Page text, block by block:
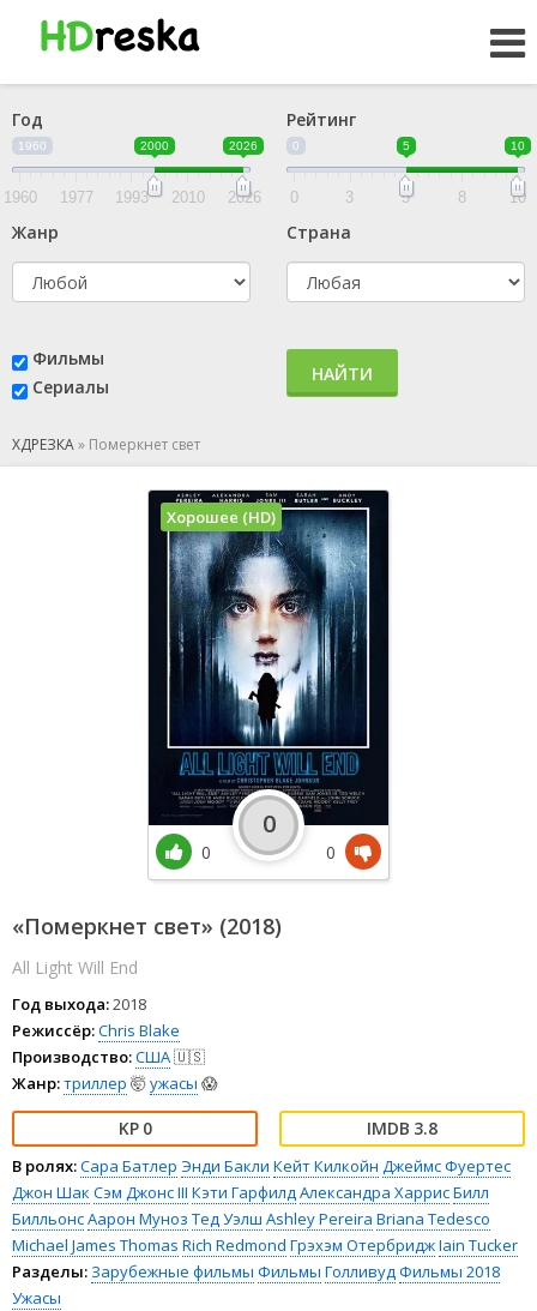
Год
1960 2000 2026
1960 1977 1993 2010 2026
Рейтинг
0 5 10
0 3 5 8 10
Жанр Страна
Фильмы
Сериалы
НАЙТИ
ХДРЕЗКА» Померкнет свет
«Померкнет свет» (2018)
All Light Will End
Год выхода:2018
Режиссёр:Chris Blake
Производство:США🇺🇸
Жанр:триллер 🤯ужасы 😱
0 3.8
В ролях:Сара Батлер Энди Бакли Кейт Килкойн Джеймс Фуертес
Джон Шак Сэм Джонс III Кэти ГарфилдАлександра ХаррисБилл
БилльонсАарон Муноз Тед Уэлш Ashley Pereira Briana Tedesco
Michael James Thomas Rich Redmond Грэхэм ОтербриджIain Tucker
Разделы: Зарубежные фильмы Фильмы ГолливудФильмы 2018
Ужасы
Хорошее (HD)
0
0
0